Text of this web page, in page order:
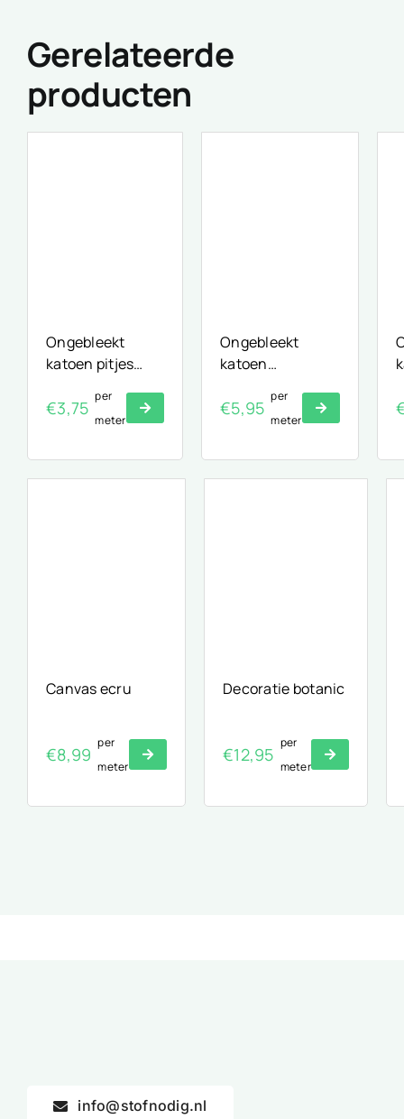
Gerelateerde
producten
Ongebleekt
katoen pitjes
€3,75
per
meter
Ongebleekt
katoen
€5,95
per
meter
Canvas ecru
€8,99
per
meter
Decoratie botanic
€12,95
per
meter
info@stofnodig.nl